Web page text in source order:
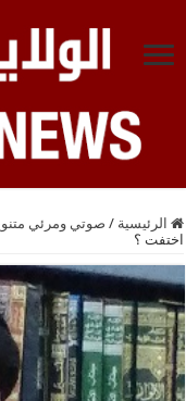
الرئيسية / صوتي ومرئي
اختفت ؟